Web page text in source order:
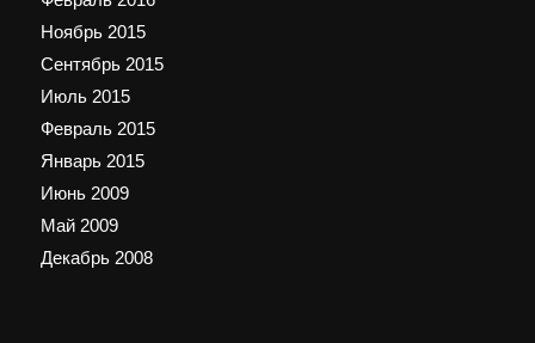
Ноябрь 2015
Сентябрь 2015
Июль 2015
Февраль 2015
Январь 2015
Июнь 2009
Май 2009
Декабрь 2008